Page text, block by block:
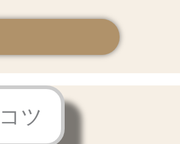
ツ